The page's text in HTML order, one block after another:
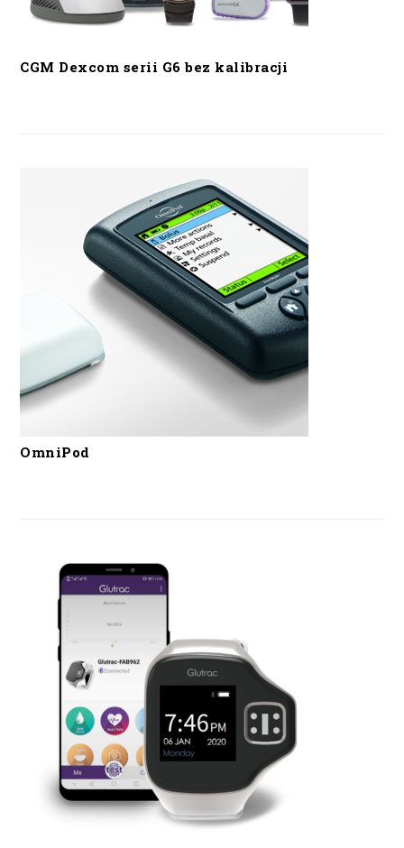
CGM Dexcom serii G6 bez kalibracji
OmniPod